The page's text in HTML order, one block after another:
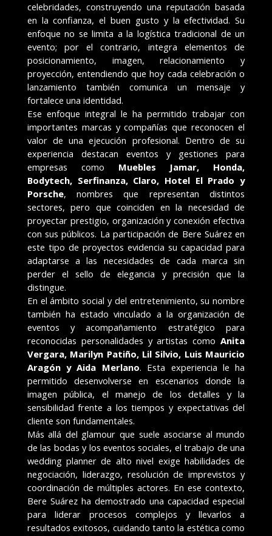
celebridades, construyendo una reputación basada
en la confianza, el buen gusto y la efectividad. Su
enfoque no se limita a la logística tradicional de un
evento; por el contrario, integra elementos de
posicionamiento, imagen, relacionamiento y
proyección, entendiendo que hoy cada celebración o
lanzamiento también comunica un mensaje y
fortalece una identidad.
Ese enfoque integral le ha permitido trabajar con
importantes marcas y compañías que reconocen el
valor de una ejecución profesional. Dentro de su
experiencia destacan eventos y gestiones para
empresas como Muebles Jamar, Honda,
Bodytech, Serfinanza, Claro, Hotel El Prado y
Porsche, nombres que representan distintos
sectores, pero que coinciden en la necesidad de
proyectar prestigio, organización y conexión efectiva
con sus públicos. La participación de Bere Suárez en
este tipo de proyectos evidencia su capacidad para
adaptarse a las necesidades de cada marca sin
perder el sello de elegancia y precisión que la
distingue.
En el ámbito social y del entretenimiento, su nombre
también ha estado vinculado a la organización de
eventos y acompañamiento estratégico para
reconocidas personalidades y artistas comoAnita
Vergara, Marilyn Patiño, Lil Silvio, Luis Mauricio
Aragón y Aida Merlano. Esta experiencia le ha
permitido desenvolverse en escenarios donde la
imagen pública, el manejo de los detalles y la
sensibilidad frente a los tiempos y expectativas del
cliente son fundamentales.
Más allá del glamour que suele asociarse al mundo
de las bodas y los eventos sociales, el trabajo de una
wedding planner de alto nivel exige habilidades de
negociación, liderazgo, resolución de imprevistos y
coordinación de múltiples actores. En ese contexto,
Bere Suárez ha demostrado una capacidad especial
para liderar procesos complejos y llevarlos a
resultados exitosos, cuidando tanto la estética como